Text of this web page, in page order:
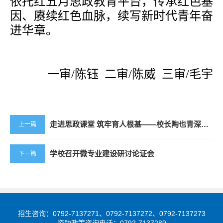
因、赓续红色血脉，续写新时代青年奋
进华章。
一审/陈钰 二审/陈威 三审/毛宇
上一篇 走进思政课堂 筑牢育人根基——校长陶也青深入一线聆听思政课
下一篇 学校召开微专业建设研讨论证会
招生咨询：0792-7137271、0792-7137272、0792-7137273